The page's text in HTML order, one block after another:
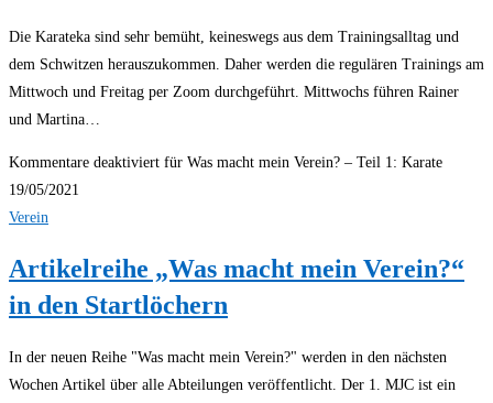
Die Karateka sind sehr bemüht, keineswegs aus dem Trainingsalltag und
dem Schwitzen herauszukommen. Daher werden die regulären Trainings am
Mittwoch und Freitag per Zoom durchgeführt. Mittwochs führen Rainer
und Martina…
Kommentare deaktiviert für Was macht mein Verein? – Teil 1: Karate
19/05/2021
Verein
Artikelreihe „Was macht mein Verein?“
in den Startlöchern
In der neuen Reihe "Was macht mein Verein?" werden in den nächsten
Wochen Artikel über alle Abteilungen veröffentlicht. Der 1. MJC ist ein